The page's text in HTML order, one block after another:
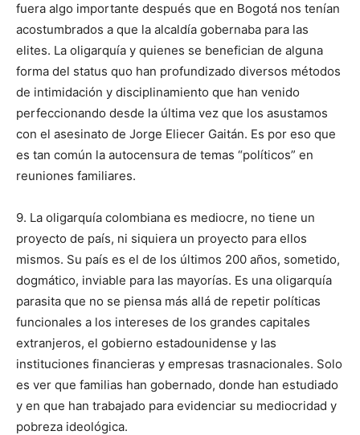
fuera algo importante después que en Bogotá nos tenían
acostumbrados a que la alcaldía gobernaba para las
elites. La oligarquía y quienes se benefician de alguna
forma del status quo han profundizado diversos métodos
de intimidación y disciplinamiento que han venido
perfeccionando desde la última vez que los asustamos
con el asesinato de Jorge Eliecer Gaitán. Es por eso que
es tan común la autocensura de temas “políticos” en
reuniones familiares.
9. La oligarquía colombiana es mediocre, no tiene un
proyecto de país, ni siquiera un proyecto para ellos
mismos. Su país es el de los últimos 200 años, sometido,
dogmático, inviable para las mayorías. Es una oligarquía
parasita que no se piensa más allá de repetir políticas
funcionales a los intereses de los grandes capitales
extranjeros, el gobierno estadounidense y las
instituciones financieras y empresas trasnacionales. Solo
es ver que familias han gobernado, donde han estudiado
y en que han trabajado para evidenciar su mediocridad y
pobreza ideológica.